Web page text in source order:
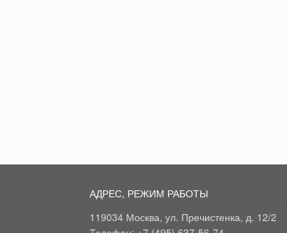
АДРЕС, РЕЖИМ РАБОТЫ
119034 Москва, ул. Пречистенка, д. 12/2